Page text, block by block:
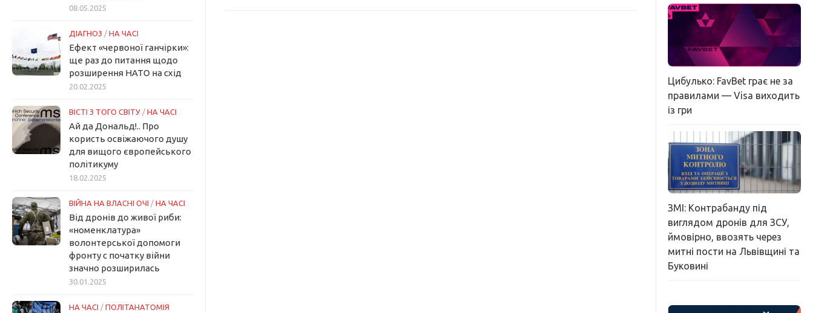
08.05.2025
ДІАГНОЗ / НА ЧАСІ
Ефект «червоної ганчірки»:
ще раз до питання щодо
розширення НАТО на схід
20.02.2025
ВІСТІ З ТОГО СВІТУ / НА ЧАСІ
Ай да Дональд!.. Про
користь освіжаючого душу
для вищого європейського
політикуму
18.02.2025
ВІЙНА НА ВЛАСНІ ОЧІ / НА ЧАСІ
Від дронів до живої риби:
«номенклатура»
волонтерської допомоги
фронту с початку війни
значно розширилась
30.01.2025
НА ЧАСІ / ПОЛІТАНАТОМІЯ
Цибулько: FavBet грає не за
правилами — Visa виходить
із гри
ЗМІ: Контрабанду під
виглядом дронів для ЗСУ,
ймовірно, ввозять через
митні пости на Львівщині та
Буковині